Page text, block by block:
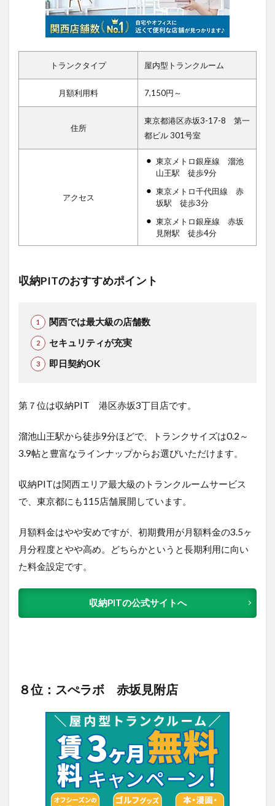
トランクタイプ 屋内型トランクルーム
月額利用料 7,150円～
住所
東京都港区赤坂3-17-8 第一
都ビル 301号室
アクセス
東京メトロ銀座線 溜池
山王駅 徒歩9分
東京メトロ千代田線 赤
坂駅 徒歩3分
東京メトロ銀座線 赤坂
見附駅 徒歩4分
収納PITのおすすめポイント
関西では最大級の店舗数
セキュリティが充実
即日契約OK
第７位は収納PIT 港区赤坂3丁目店です。
溜池山王駅から徒歩9分ほどで、トランクサイズは0.2～
3.9帖と豊富なラインナップからお選びいただけます。
収納PITは関西エリア最大級のトランクルームサービス
で、東京都にも115店舗展開しています。
月額料金はやや安めですが、初期費用が月額料金の3.5ヶ
月分程度とやや高め。どちらかというと長期利用に向い
た料金設定です。
収納PITの公式サイトへ
８位：スぺラボ 赤坂見附店